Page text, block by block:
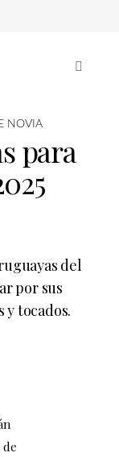
NOVIA
para
del
por sus
y tocados.
de